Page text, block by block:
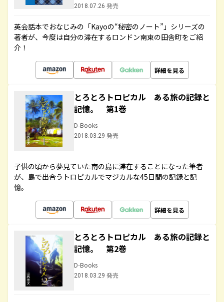
2018.07.26 発売
英会話本でおなじみの「Kayoの“秘密のノート”」シリーズの
著者が、今度は自分の滞在するロンドン南東の田舎町をご紹
介！
詳細を見る
とろとろトロピカル ある旅の記録と
記憶。 第1巻
D-Books
2018.03.29 発売
子供の頃から夢見ていた南の島に滞在することになった筆者
が、島で出合うトロピカルでマジカルな45日間の記録と記
憶。
詳細を見る
とろとろトロピカル ある旅の記録と
記憶。 第2巻
D-Books
2018.03.29 発売